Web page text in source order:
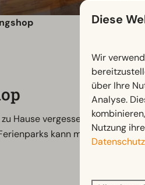
Hause vergessen oder keine
kann man alles
Diese
Wir
über Ihre
Analyse.
Nutzung